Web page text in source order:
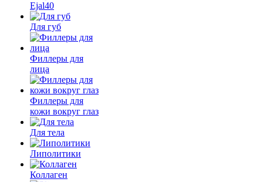
Ejal40
Для губ
Филлеры для
лица
Филлеры для
кожи вокруг глаз
Для тела
Липолитики
Коллаген